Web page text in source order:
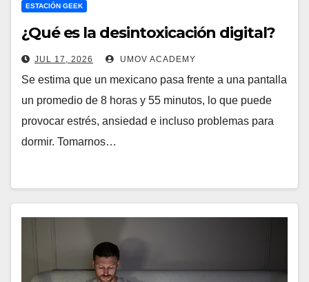
ESTACIÓN GEEK
¿Qué es la desintoxicación digital?
JUL 17, 2026 UMOV ACADEMY
Se estima que un mexicano pasa frente a una pantalla
un promedio de 8 horas y 55 minutos, lo que puede
provocar estrés, ansiedad e incluso problemas para
dormir. Tomarnos…